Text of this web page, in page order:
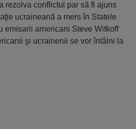
rezolva conflictul par să fi ajuns
ucraineană a mers în Statele
emisarii americani Steve Witkoff
şi ucrainenii se vor întâlni la